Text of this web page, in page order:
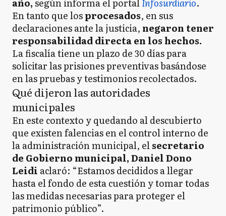
año,según informa el portalInfosurdiario.
En tanto que losprocesados, en sus
declaraciones ante la justicia, negaron tener
responsabilidad directa en los hechos.
La fiscalía tiene un plazo de 30 días para
solicitar las prisiones preventivas basándose
en las pruebas y testimonios recolectados.
Qué dijeron las autoridades
municipales
En este contexto y quedando al descubierto
que existen falencias en el control interno de
la administración municipal, elsecretario
de Gobierno municipal, Daniel Dono
Leidi aclaró: “Estamos decididos a llegar
hasta el fondo de esta cuestión y tomar todas
las medidas necesarias para proteger el
patrimonio público”.